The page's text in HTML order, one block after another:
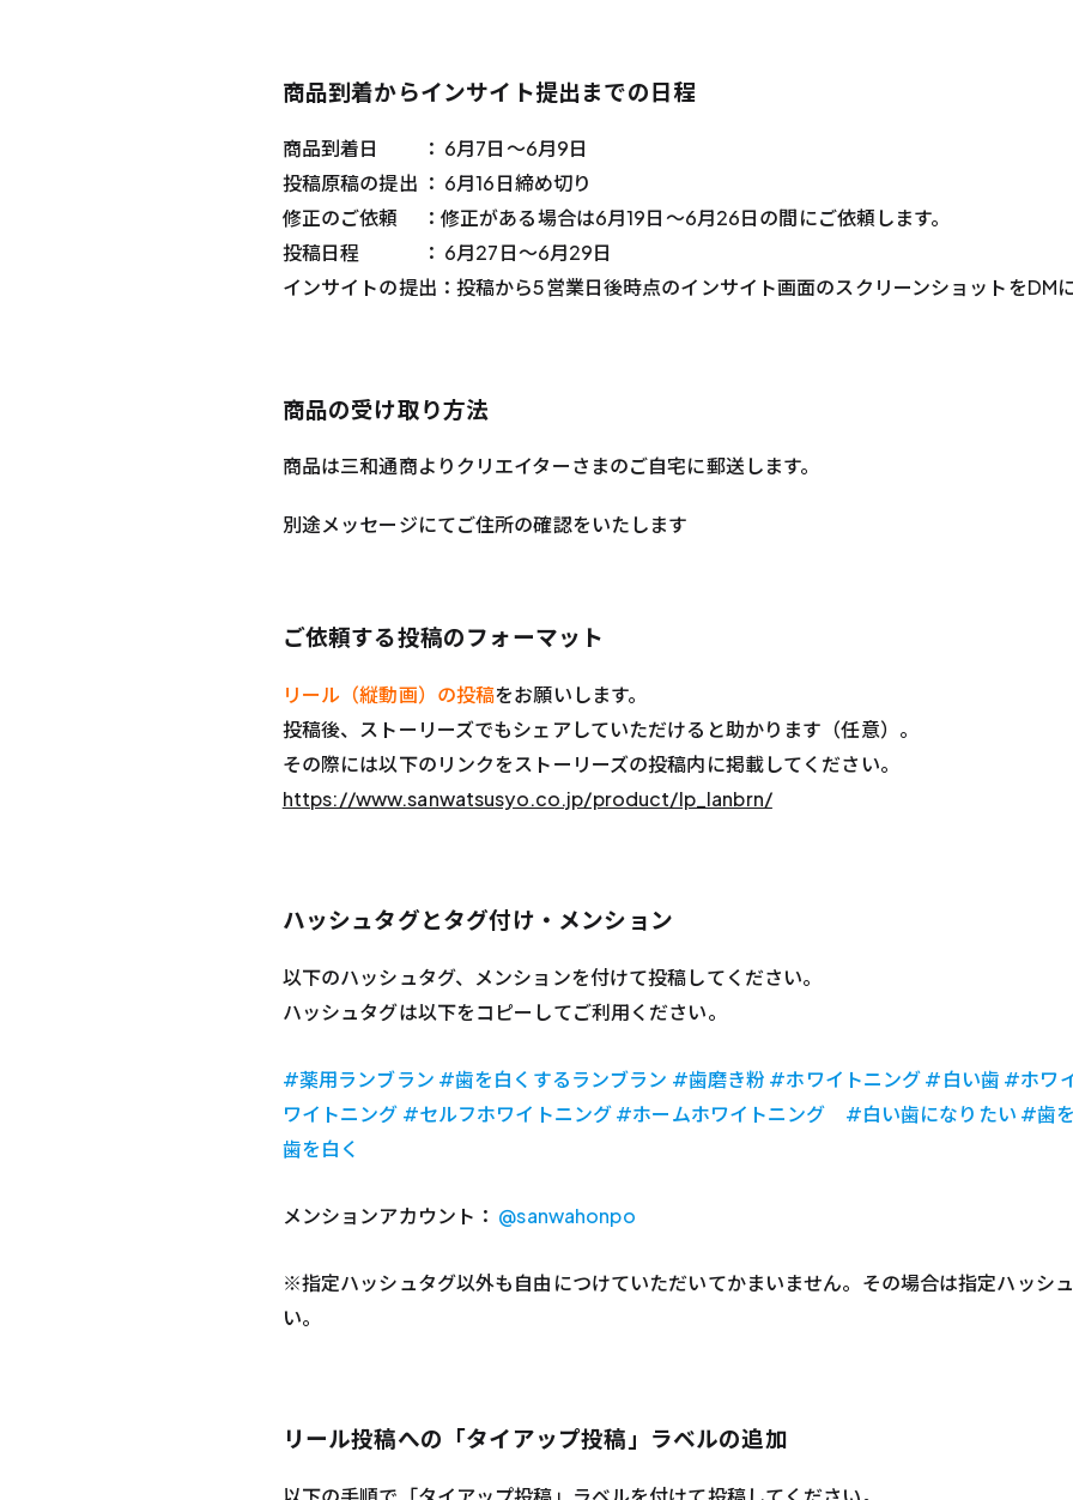
商品到着からインサイト提出までの日程
商品到着日 ： 6月7日〜6月9日
投稿原稿の提出 ： 6月16日締め切り
修正のご依頼 ：修正がある場合は6月19日〜6月26日の間にご依頼します。
投稿日程 ： 6月27日〜6月29日
インサイトの提出：投稿から5営業日後時点のインサイト画面のスクリーンショットをDM
商品の受け取り方法
商品は三和通商よりクリエイターさまのご自宅に郵送します。
別途メッセージにてご住所の確認をいたします
ご依頼する投稿のフォーマット
リール（縦動画）の投稿をお願いします。
投稿後、ストーリーズでもシェアしていただけると助かります（任意）。
その際には以下のリンクをストーリーズの投稿内に掲載してください。
https://www.sanwatsusyo.co.jp/product/lp_lanbrn/
ハッシュタグとタグ付け・メンション
以下のハッシュタグ、メンションを付けて投稿してください。
ハッシュタグは以下をコピーしてご利用ください。
#薬用ランブラン #歯を白くするランブラン #⻭磨き粉 #ホワイトニング #白い⻭ #ホワ
ワイトニング #セルフホワイトニング #ホームホワイトニング #白い歯になりたい #歯
歯を白く
メンションアカウント： @sanwahonpo
※指定ハッシュタグ以外も自由につけていただいてかまいません。その場合は指定ハッシ
い。
リール投稿への「タイアップ投稿」ラベルの追加